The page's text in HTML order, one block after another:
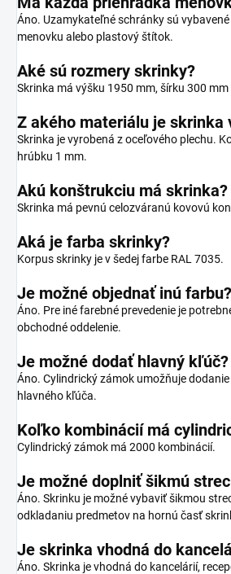
Áno. Uzamykateľné schránky sú
menovku alebo plastový štítok.
Aké sú rozmery skrinky?
Skrinka má výšku 1950 mm, šírku 300
Z akého materiálu je skrinka
Skrinka je vyrobená z oceľového plechu.
hrúbku 1 mm.
Akú konštrukciu má skrinka?
Skrinka má pevnú celozváranú kovovú
Aká je farba skrinky?
Korpus skrinky je v šedej farbe RAL 7035.
Je možné objednať inú farbu?
Áno. Pre iné farebné prevedenie je
obchodné oddelenie.
Je možné dodať hlavný kľúč?
Áno. Cylindrický zámok umožňuje
hlavného kľúča.
Koľko kombinácií má
Cylindrický zámok má 2000 kombinácií.
Je možné doplniť šikmú
Áno. Skrinku je možné vybaviť šikmou
odkladaniu predmetov na hornú časť
Je skrinka vhodná do
Áno. Skrinka je vhodná do kancelárií,